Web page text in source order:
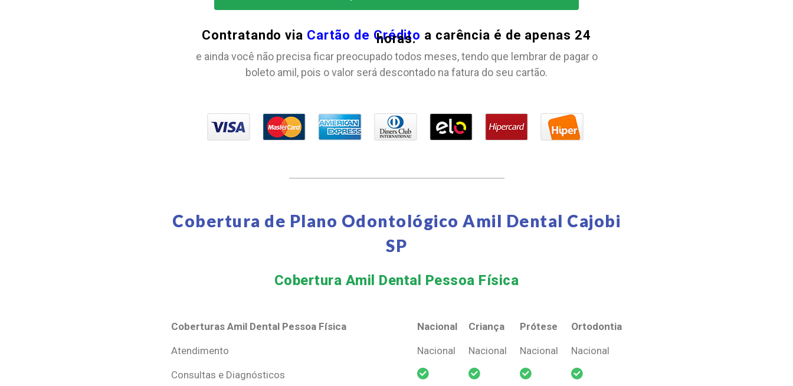
Contratando via Cartão de Crédito a carência é de apenas 24
horas.
e ainda você não precisa ficar preocupado todos meses, tendo que lembrar de pagar o
boleto amil, pois o valor será descontado na fatura do seu cartão.
Cobertura de Plano Odontológico Amil Dental Cajobi
SP
Cobertura Amil Dental Pessoa Física​
Coberturas Amil Dental Pessoa Física Nacional Criança Prótese
Ortodontia
Coberturas Amil Dental Pessoa Física
Nacional Criança Prótese Ortodontia
Atendimento Nacional Nacional Nacional Nacional
Consultas e Diagnósticos